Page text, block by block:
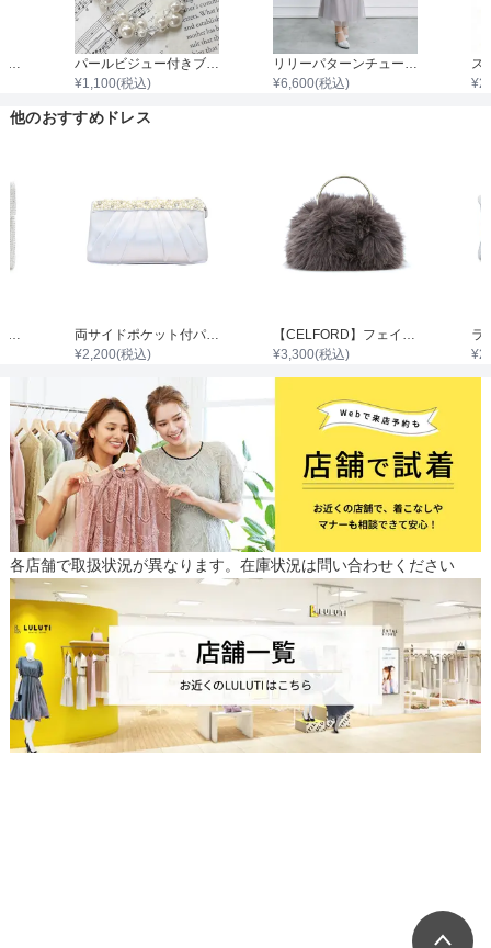
パールビジュー付きブレスレット
¥1,100(税込)
¥6,600(税込) ¥
他のおすすめドレス
両サイドポケット付パールビジュタック入りサテンバッグ
¥2,200(税込)
¥3,300(税込) ¥
各店舗で取扱状況が異なります。在庫状況は問い合わせください